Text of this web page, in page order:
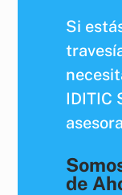
Si
IDITIC
de